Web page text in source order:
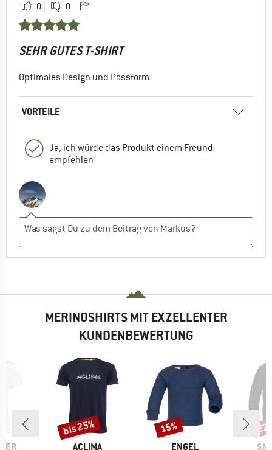
0 0
SEHR GUTES T-SHIRT
Optimales Design und Passform
VORTEILE
Ja, ich würde das Produkt einem Freund
empfehlen
MERINOSHIRTS MIT EXZELLENTER
KUNDENBEWERTUNG
MARKE
ACLIMA
Rabatt
bis 25%
MARKE
ENGEL
Rabatt
15%